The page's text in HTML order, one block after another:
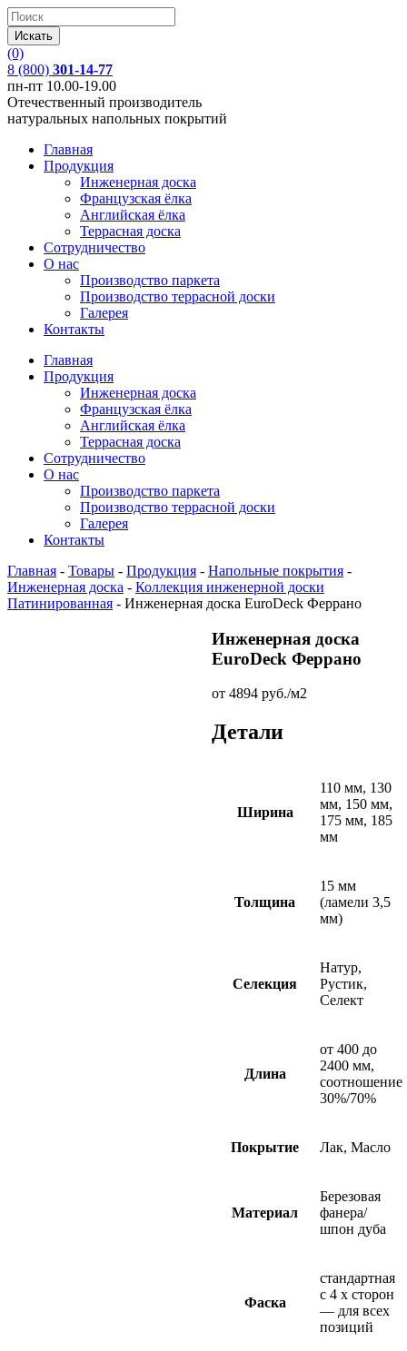
(0)
8 (800) 301-14-77
пн-пт 10.00-19.00
Отечественный производитель
натуральных напольных покрытий
Главная
Продукция
Инженерная доска
Французская ёлка
Английская ёлка
Террасная доска
Сотрудничество
О нас
Производство паркета
Производство террасной доски
Галерея
Контакты
Главная
Продукция
Инженерная доска
Французская ёлка
Английская ёлка
Террасная доска
Сотрудничество
О нас
Производство паркета
Производство террасной доски
Галерея
Контакты
Главная - Товары - Продукция - Напольные покрытия -
Инженерная доска - Коллекция инженерной доски
Патинированная - Инженерная доска EuroDeck Феррано
Инженерная доска
EuroDeck Феррано
от 4894 руб./м2
Детали
Ширина
110 мм, 130
мм, 150 мм,
175 мм, 185
мм
Толщина
15 мм
(ламели 3,5
мм)
Селекция
Натур,
Рустик,
Селект
Длина
от 400 до
2400 мм,
соотношение
30%/70%
Покрытие Лак, Масло
Материал
Березовая
фанера/
шпон дуба
Фаска
стандартная
с 4 х сторон
— для всех
позиций